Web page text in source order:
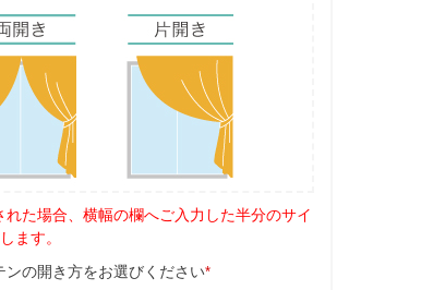
た場合、横幅の欄へご入力した半分のサイ
ます。
ンの開き方をお選びください*